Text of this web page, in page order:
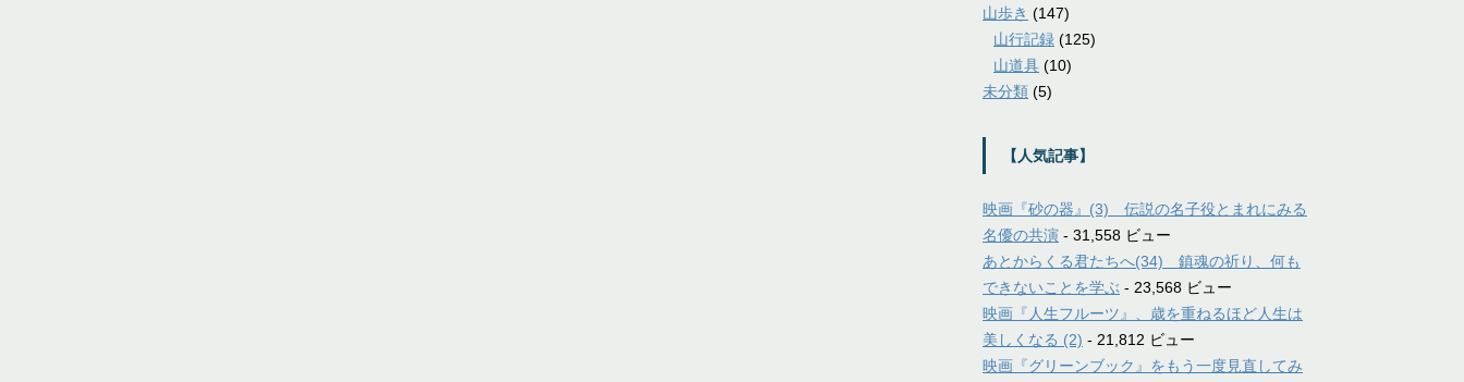
山歩き (147)
山行記録 (125)
山道具 (10)
未分類 (5)
【人気記事】
映画『砂の器』(3) 伝説の名子役とまれにみる
名優の共演 - 31,558 ビュー
あとからくる君たちへ(34) 鎮魂の祈り、何も
できないことを学ぶ - 23,568 ビュー
映画『人生フルーツ』、歳を重ねるほど人生は
美しくなる (2) - 21,812 ビュー
映画『グリーンブック』をもう一度見直してみ